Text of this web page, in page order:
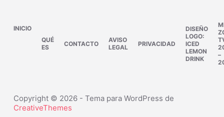
INICIO
QUÉ
ES
CONTACTO
AVISO
LEGAL
PRIVACIDAD
DISEÑO
LOGO:
ICED
LEMON
DRINK
–
Copyright © 2026 - Tema para WordPress de
CreativeThemes